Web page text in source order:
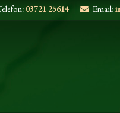
03721 25614 Email: